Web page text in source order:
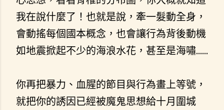
我在說什麼了！也就是說，牽一髮動全身，
會動搖每個國本概念，也會讓行為背後動機
如地震掀起不少的海浪水花，甚至是海嘯......
你再把暴力、血腥的節目與行為畫上等號，
就把你的誘因已經被魔鬼思想給十月圍城